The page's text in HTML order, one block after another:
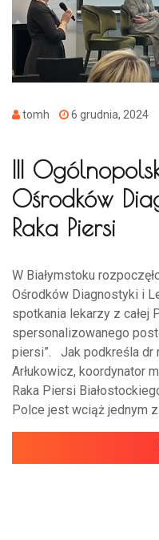
tomh 6 grudnia, 2024
III
Ośrodków
Raka Piersi
W Białymstoku
Ośrodków Diagnostyki i
spotkania lekarzy z całej
spersonalizowanego
piersi”. Jak podkreśla dr
Arłukowicz, koordynator
Raka Piersi
Polce jest wciąż jednym